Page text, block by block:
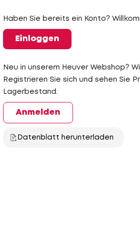
Haben Sie bereits ein Konto?
Einloggen
Neu in unserem Heuver Webshop?
Registrieren Sie sich und sehen Sie
Lagerbestand.
Anmelden
Datenblatt herunterladen